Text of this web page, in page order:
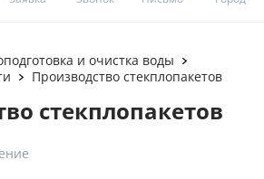
и очистка воды
Производство стекплопакетов
стекплопакетов